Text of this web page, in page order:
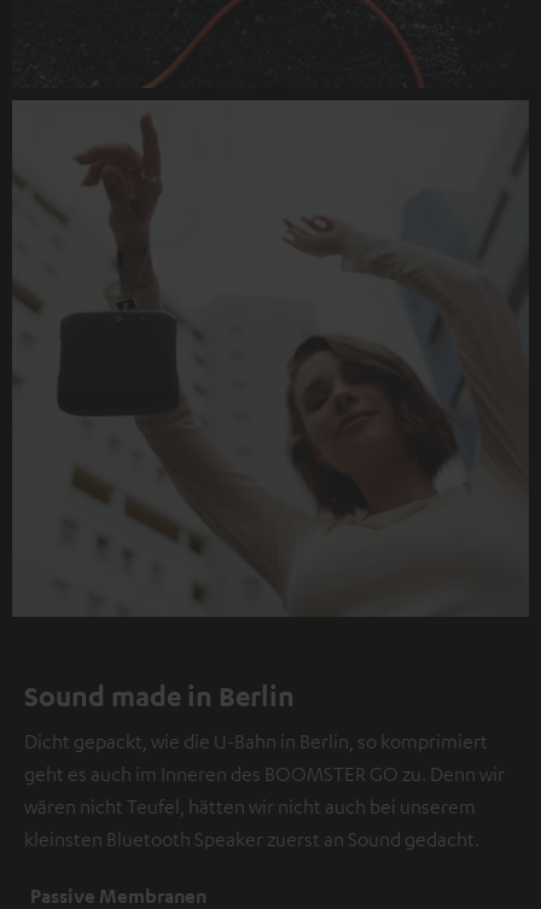
Sound made in Berlin
Dicht gepackt, wie die U-Bahn in Berlin, so komprimiert
geht es auch im Inneren des BOOMSTER GO zu. Denn wir
wären nicht Teufel, hätten wir nicht auch bei unserem
kleinsten Bluetooth Speaker zuerst an Sound gedacht.
Passive Membranen